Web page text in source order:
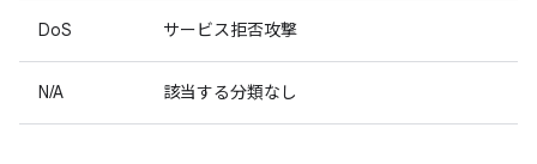
DoS サービス拒否攻撃
N/A 該当する分類なし